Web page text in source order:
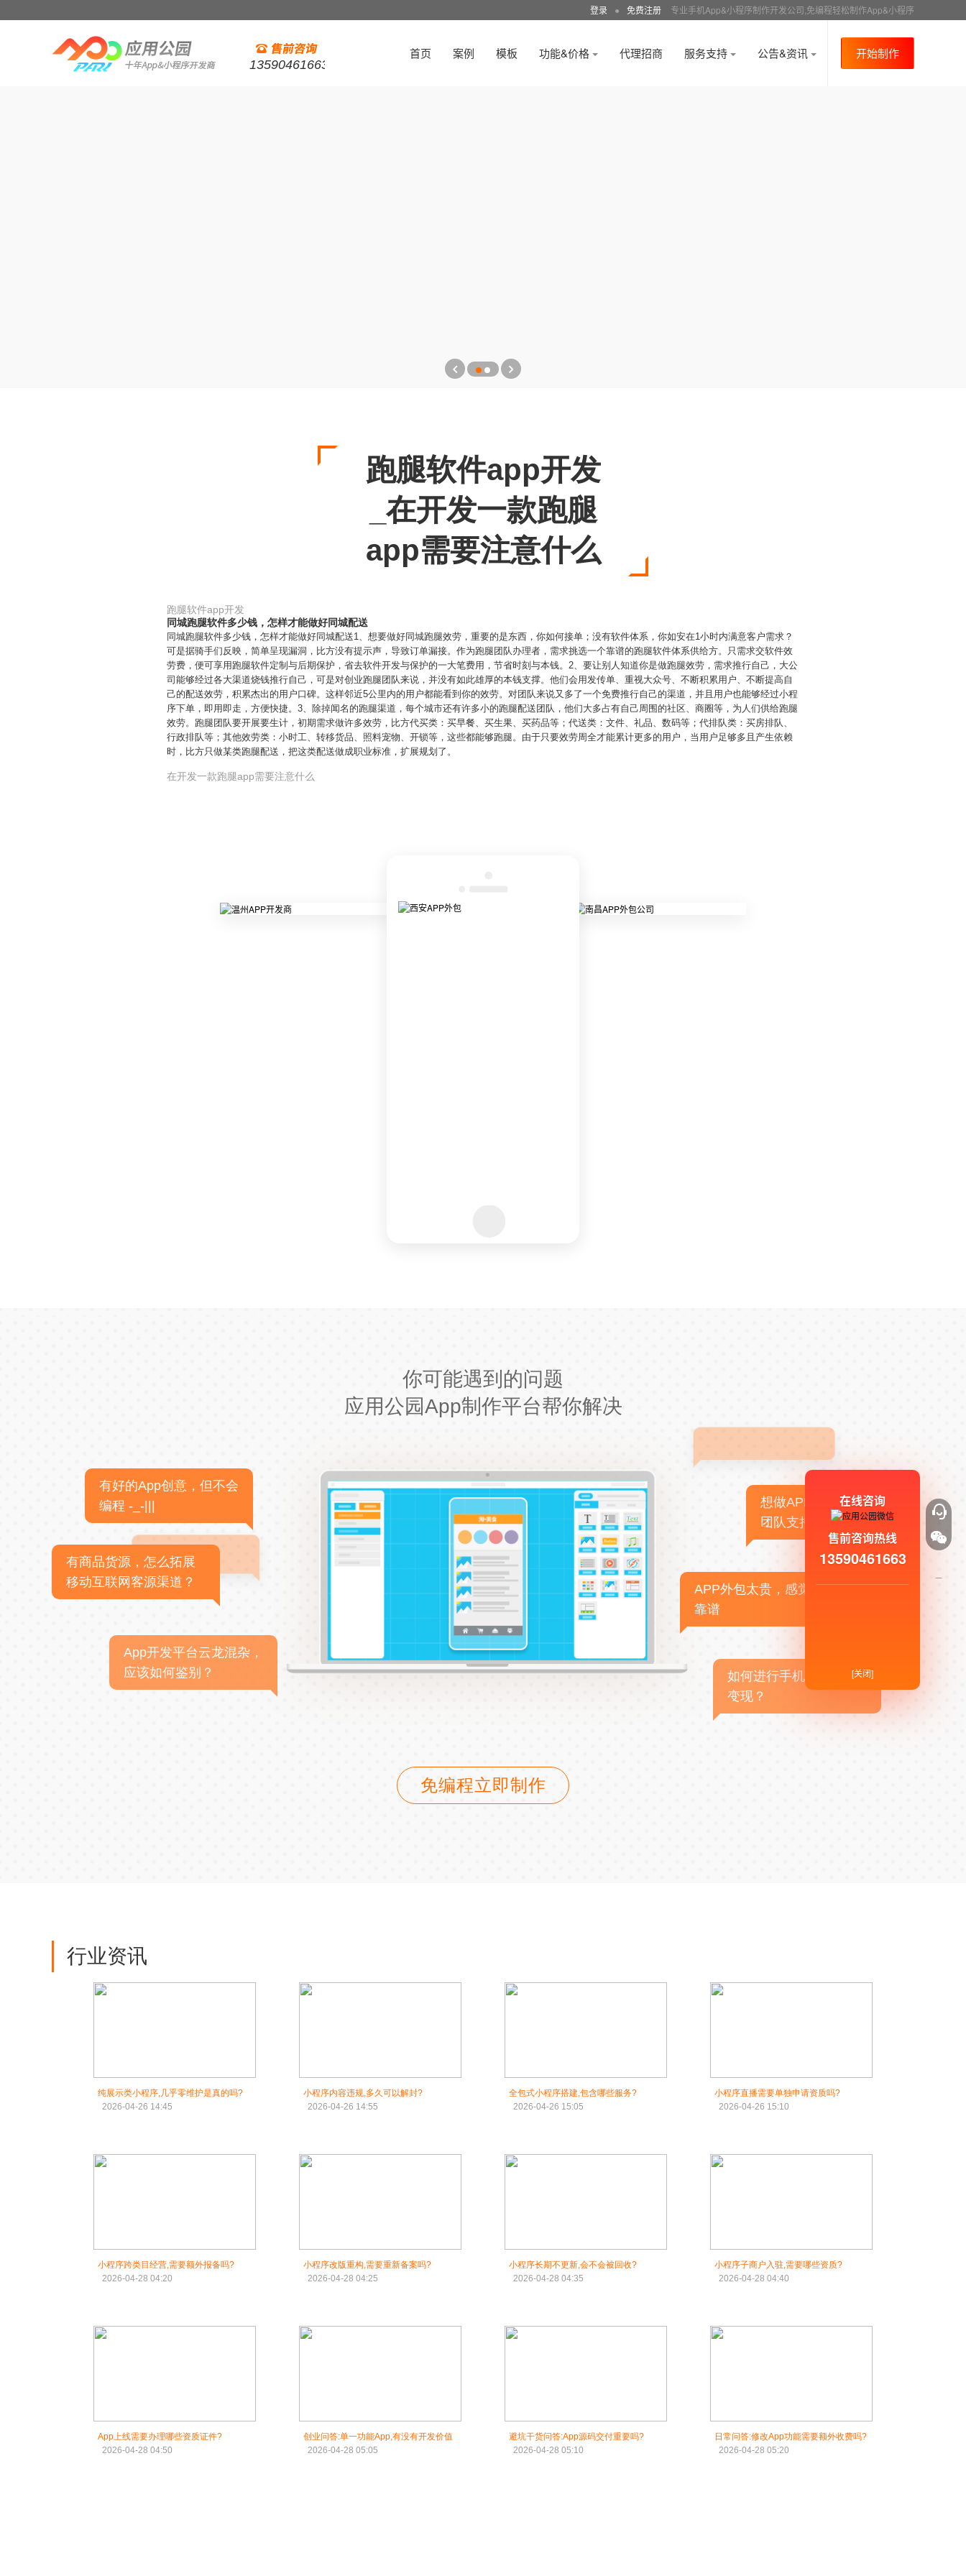
登录 ● 免费注册 专业手机App&小程序制作开发公司,免编程轻松制作App&小程序
13590461663
首页 案例 模板 功能&价格 代理招商 服务支持 公告&资讯 开始制作
跑腿软件app开发
_在开发一款跑腿
app需要注意什么
跑腿软件app开发
同城跑腿软件多少钱，怎样才能做好同城配送
同城跑腿软件多少钱，怎样才能做好同城配送1、想要做好同城跑腿效劳，重要的是东西，你如何接单；没有软件体系，你如安在1小时内满意客户需求？
可是据骑手们反映，简单呈现漏洞，比方没有提示声，导致订单漏接。作为跑腿团队办理者，需求挑选一个靠谱的跑腿软件体系供给方。只需求交软件效
劳费，便可享用跑腿软件定制与后期保护，省去软件开发与保护的一大笔费用，节省时刻与本钱。2、要让别人知道你是做跑腿效劳，需求推行自己，大公
司能够经过各大渠道烧钱推行自己，可是对创业跑腿团队来说，并没有如此雄厚的本钱支撑。他们会用发传单、重视大众号、不断积累用户、不断提高自
己的配送效劳，积累杰出的用户口碑。这样邻近5公里内的用户都能看到你的效劳。对团队来说又多了一个免费推行自己的渠道，并且用户也能够经过小程
序下单，即用即走，方便快捷。3、除掉闻名的跑腿渠道，每个城市还有许多小的跑腿配送团队，他们大多占有自己周围的社区、商圈等，为人们供给跑腿
效劳。跑腿团队要开展要生计，初期需求做许多效劳，比方代买类：买早餐、买生果、买药品等；代送类：文件、礼品、数码等；代排队类：买房排队、
行政排队等；其他效劳类：小时工、转移货品、照料宠物、开锁等，这些都能够跑腿。由于只要效劳周全才能累计更多的用户，当用户足够多且产生依赖
时，比方只做某类跑腿配送，把这类配送做成职业标准，扩展规划了。
在开发一款跑腿app需要注意什么
你可能遇到的问题
应用公园App制作平台帮你解决
有好的App创意，但不会
编程 -_-|||
有商品货源，怎么拓展
移动互联网客源渠道？
App开发平台云龙混杂，
应该如何鉴别？
想做APP，但没有技术
团队支持
APP外包太贵，感觉不
靠谱
如何进行手机APP商业
变现？
免编程立即制作
行业资讯
纯展示类小程序,几乎零维护是真的吗?
2026-04-26 14:45
小程序内容违规,多久可以解封?
2026-04-26 14:55
全包式小程序搭建,包含哪些服务?
2026-04-26 15:05
小程序直播需要单独申请资质吗?
2026-04-26 15:10
小程序跨类目经营,需要额外报备吗?
2026-04-28 04:20
小程序改版重构,需要重新备案吗?
2026-04-28 04:25
小程序长期不更新,会不会被回收?
2026-04-28 04:35
小程序子商户入驻,需要哪些资质?
2026-04-28 04:40
App上线需要办理哪些资质证件?
2026-04-28 04:50
创业问答:单一功能App,有没有开发价值
2026-04-28 05:05
避坑干货问答:App源码交付重要吗?
2026-04-28 05:10
日常问答:修改App功能需要额外收费吗?
2026-04-28 05:20
在线咨询
售前咨询热线
13590461663
[关闭]